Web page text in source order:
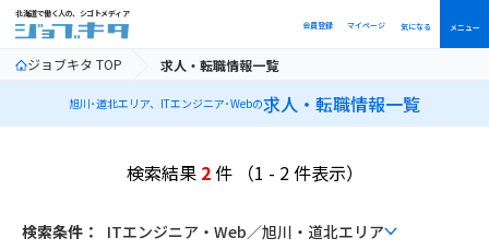
北海道で働く人の、シゴトメディア
会員登録
マイページ 気になる メニュー
ジョブキタ TOP 求人・転職情報一覧
旭川･道北エリア、ITエンジニア･Webの求人・転職情報一覧
検索結果 2件 （1 - 2 件表示）
検索条件： ITエンジニア・Web／旭川・道北エリアボ